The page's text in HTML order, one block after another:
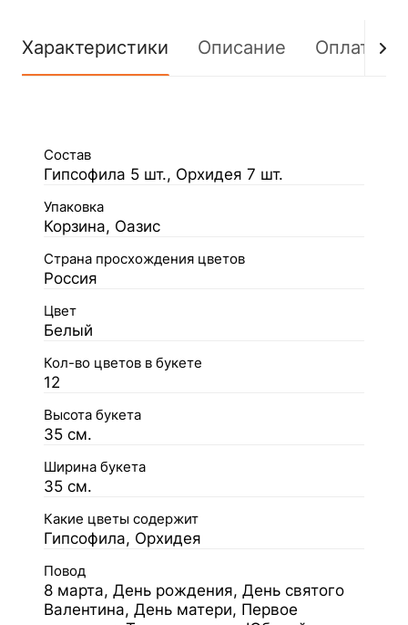
Характеристики Описание Оплата
Состав
Гипсофила 5 шт., Орхидея 7 шт.
Упаковка
Корзина, Оазис
Страна просхождения цветов
Россия
Цвет
Белый
Кол-во цветов в букете
12
Высота букета
35 см.
Ширина букета
35 см.
Какие цветы содержит
Гипсофила, Орхидея
Повод
8 марта, День рождения, День святого
Валентина, День матери, Первое